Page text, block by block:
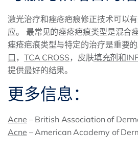
激光治疗和痤疮疤痕修正技术可以
应。 最常见的痤疮疤痕类型是混合
痤疮疤痕类型与特定的治疗是重要
口 ， TCA CROSS ，皮肤填充剂和
提供最好的结果。
更多信息：
Acne – British Association of
Acne – American Academy of